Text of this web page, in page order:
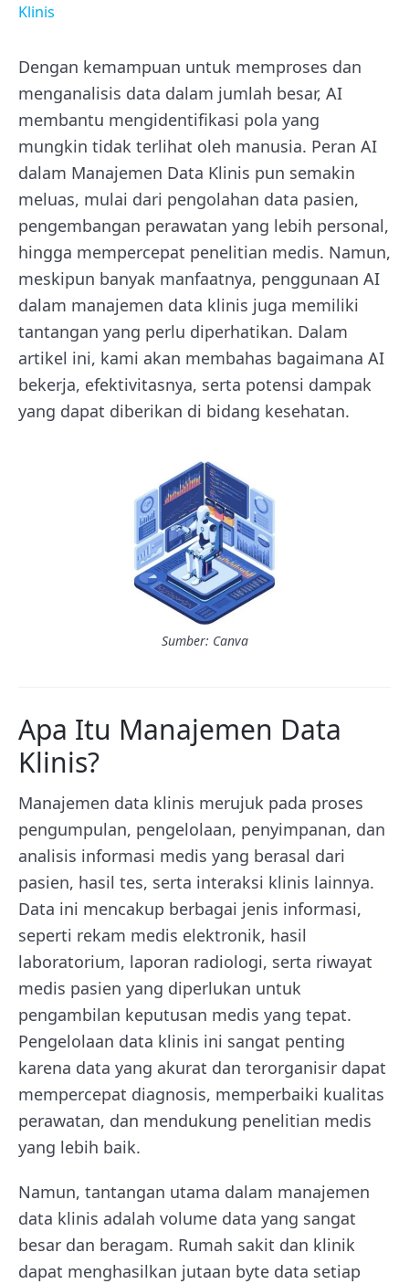
Klinis
Dengan kemampuan untuk memproses dan
menganalisis data dalam jumlah besar, AI
membantu mengidentifikasi pola yang
mungkin tidak terlihat oleh manusia. Peran AI
dalam Manajemen Data Klinis pun semakin
meluas, mulai dari pengolahan data pasien,
pengembangan perawatan yang lebih personal,
hingga mempercepat penelitian medis. Namun,
meskipun banyak manfaatnya, penggunaan AI
dalam manajemen data klinis juga memiliki
tantangan yang perlu diperhatikan. Dalam
artikel ini, kami akan membahas bagaimana AI
bekerja, efektivitasnya, serta potensi dampak
yang dapat diberikan di bidang kesehatan.
Sumber: Canva
Apa Itu Manajemen Data
Klinis?
Manajemen data klinis merujuk pada proses
pengumpulan, pengelolaan, penyimpanan, dan
analisis informasi medis yang berasal dari
pasien, hasil tes, serta interaksi klinis lainnya.
Data ini mencakup berbagai jenis informasi,
seperti rekam medis elektronik, hasil
laboratorium, laporan radiologi, serta riwayat
medis pasien yang diperlukan untuk
pengambilan keputusan medis yang tepat.
Pengelolaan data klinis ini sangat penting
karena data yang akurat dan terorganisir dapat
mempercepat diagnosis, memperbaiki kualitas
perawatan, dan mendukung penelitian medis
yang lebih baik.
Namun, tantangan utama dalam manajemen
data klinis adalah volume data yang sangat
besar dan beragam. Rumah sakit dan klinik
dapat menghasilkan jutaan byte data setiap